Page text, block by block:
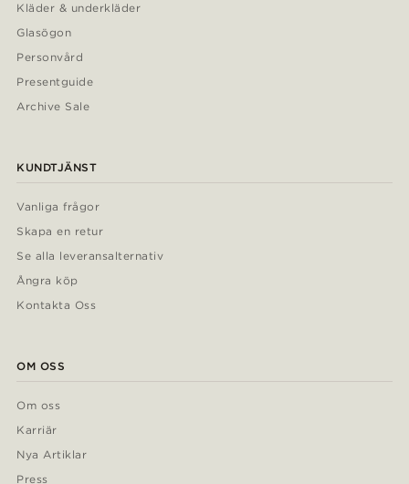
Kläder & underkläder
Glasögon
Personvård
Presentguide
Archive Sale
KUNDTJÄNST
Vanliga frågor
Skapa en retur
Se alla leveransalternativ
Ångra köp
Kontakta Oss
OM OSS
Om oss
Karriär
Nya Artiklar
Press